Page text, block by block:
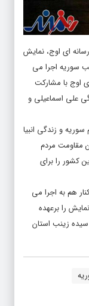
ای اوج، نمایش
زینب سوریه اجرا می
اوج با مشارکت
علی اسماعیلی و
و زندگی انبیا
مقاومت مردم
کشور را برای
تئاتر در کنار هم به اجرا می
را برعهده
شب ساعت‌ ۲۱ تا ۲۳ در شهر سیده زینب استان